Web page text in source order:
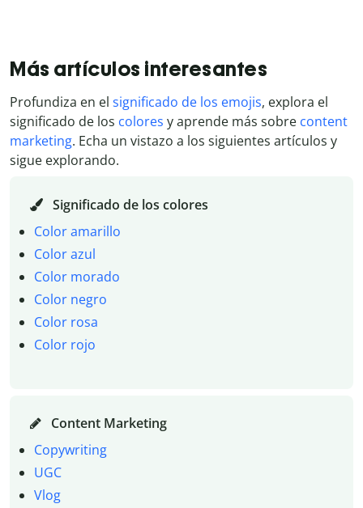
Más artículos interesantes
Profundiza en el significado de los emojis, explora el
significado de los colores y aprende más sobre content
marketing. Echa un vistazo a los siguientes artículos y
sigue explorando.
Significado de los colores
Color amarillo
Color azul
Color morado
Color negro
Color rosa
Color rojo
Content Marketing
Copywriting
UGC
Vlog